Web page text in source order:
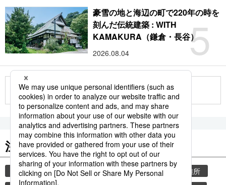
5
豪雪の地と海辺の町で220年の時を
刻んだ伝統建築 : WITH
KAMAKURA（鎌倉・長谷）
2026.08.04
もっと見る
注目のキーワード
共同通信ニュース 気象・災害 災害
避難所